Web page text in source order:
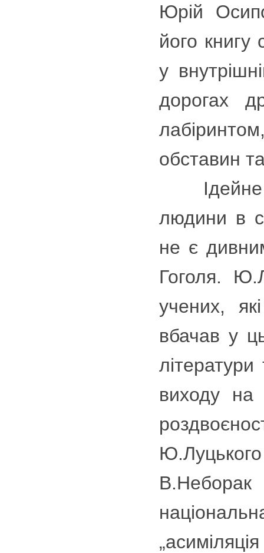
Юрій
його книгу
у
дорогах
обставин
Ідейне
людини в
не є
Гоголя.
учених,
вбачав у
виходу на